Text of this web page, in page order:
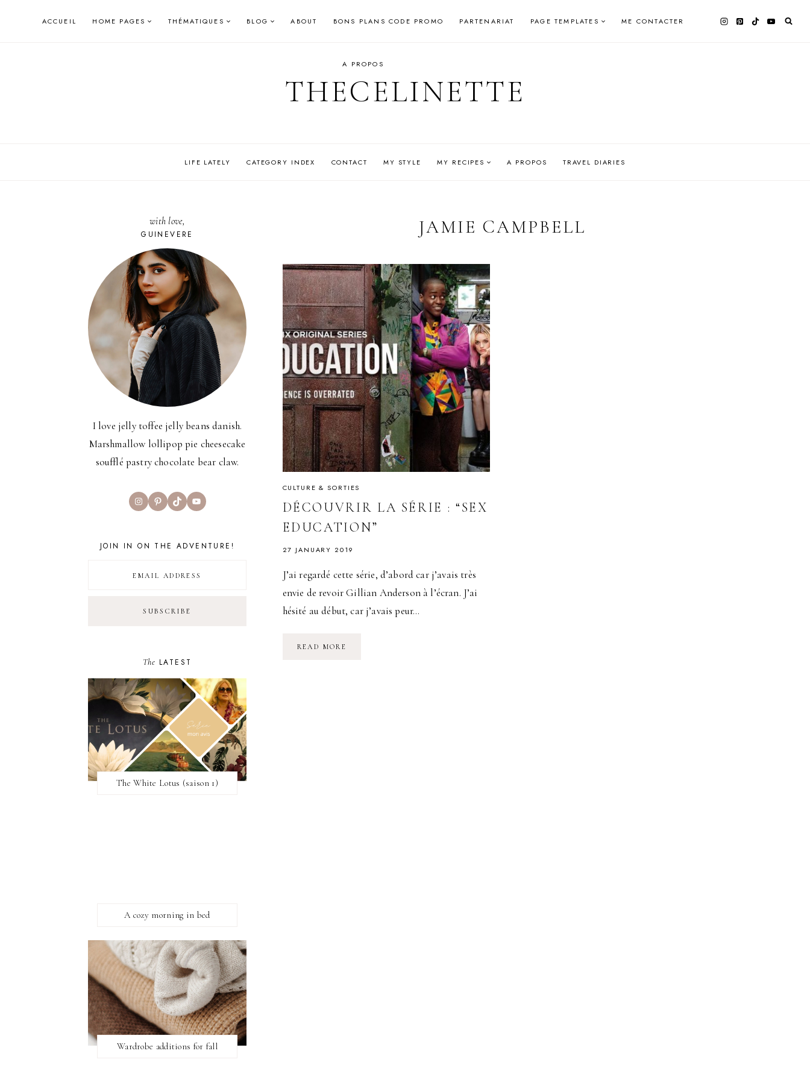
ACCUEIL HOME PAGES THÉMATIQUES BLOG ABOUT BONS PLANS CODE PROMO PARTENARIAT PAGE TEMPLATES ME CONTACTER
A PROPOS
THECELINETTE
LIFE LATELY CATEGORY INDEX CONTACT MY STYLE MY RECIPES A PROPOS TRAVEL DIARIES
JAMIE CAMPBELL
CULTURE & SORTIES
DÉCOUVRIR LA SÉRIE : “SEX
EDUCATION”
27 JANUARY 2019
J’ai regardé cette série, d’abord car j’avais très
envie de revoir Gillian Anderson à l’écran. J’ai
hésité au début, car j’avais peur…
READ MORE
with love,
GUINEVERE
I love jelly toffee jelly beans danish.
Marshmallow lollipop pie cheesecake
soufflé pastry chocolate bear claw.
InstagramPinterest
TikTokYouTube
JOIN IN ON THE ADVENTURE!
The LATEST
The White Lotus (saison 1)
A cozy morning in bed
Wardrobe additions for fall